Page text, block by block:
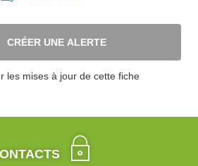
CRÉER UNE ALERTE
les mises à jour de cette fiche